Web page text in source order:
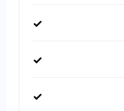
✓
✓
✓